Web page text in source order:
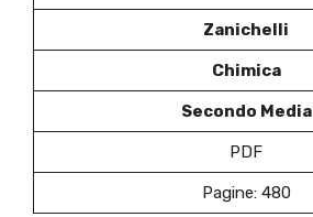
Zanichelli
Chimica
Secondo Media
PDF
Pagine: 480